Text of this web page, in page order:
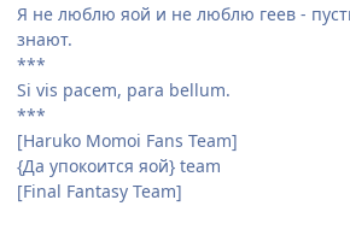
Я не люблю яой и не люблю геев -
знают.
***
Si vis pacem, para bellum.
***
[Haruko Momoi Fans Team]
{Да упокоится яой} team
[Final Fantasy Team]